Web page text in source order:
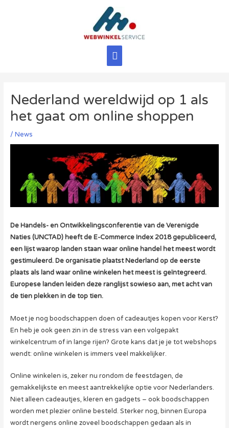
Hoofdmenu
Nederland wereldwijd op 1 als
het gaat om online shoppen
/ News
De Handels- en Ontwikkelingsconferentie van de Verenigde
Naties (UNCTAD) heeft de E-Commerce Index 2018 gepubliceerd,
een lijst waarop landen staan waar online handel het meest wordt
gestimuleerd. De organisatie plaatst Nederland op de eerste
plaats als land waar online winkelen het meest is geïntegreerd.
Europese landen leiden deze ranglijst sowieso aan, met acht van
de tien plekken in de top tien.
Moet je nog boodschappen doen of cadeautjes kopen voor Kerst?
En heb je ook geen zin in de stress van een volgepakt
winkelcentrum of in lange rijen? Grote kans dat je je tot webshops
wendt: online winkelen is immers veel makkelijker.
Online winkelen is, zeker nu rondom de feestdagen, de
gemakkelijkste en meest aantrekkelijke optie voor Nederlanders.
Niet alleen cadeautjes, kleren en gadgets – ook boodschappen
worden met plezier online besteld. Sterker nog, binnen Europa
wordt nergens online zoveel boodschappen gedaan als in